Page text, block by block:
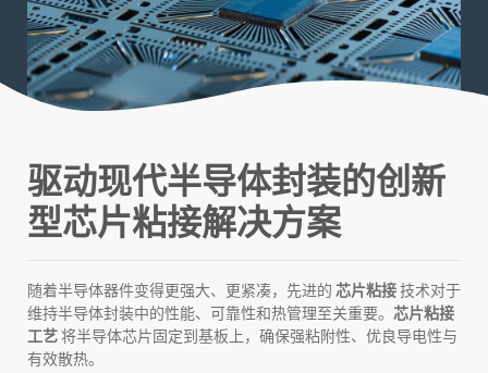
驱动现代半导体封装的创新
型芯片粘接解决方案
随着半导体器件变得更强大、更紧凑，先进的 芯片粘接技术对于
维持半导体封装中的性能、可靠性和热管理至关重要。 芯片粘接
工艺将半导体芯片固定到基板上，确保强粘附性、优良导电性与
有效散热。